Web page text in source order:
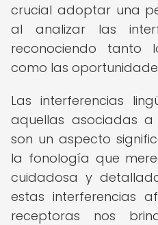
crucial adoptar una
al analizar las
reconociendo tanto
como las
Las interferencias
aquellas asociadas
son un aspecto
la fonología que
cuidadosa y
estas interferencias
receptoras nos